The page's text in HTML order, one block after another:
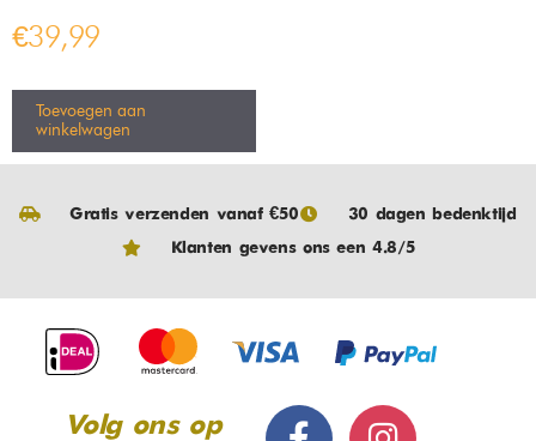
€39,99
Toevoegen aan
winkelwagen
Gratis verzenden vanaf €50
30 dagen bedenktijd
Klanten gevens ons een 4.8/5
Volg ons op